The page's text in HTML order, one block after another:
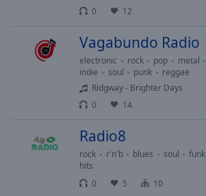
Background
0
12
Vagabundo Radio
electronic rock pop metal
indie
soul punk
reggae
Ridgway - Brighter Days
0
14
Radio8
rock r'n'b blues soul funk
hits
0
5 10